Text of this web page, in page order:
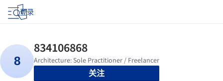
登录
关注